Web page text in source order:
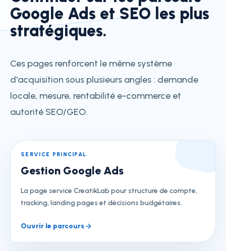
Google Ads et SEO les plus
stratégiques.
Ces pages renforcent le même système
d'acquisition sous plusieurs angles : demande
locale, mesure, rentabilité e-commerce et
autorité SEO/GEO.
SERVICE PRINCIPAL
Gestion Google Ads
La page service CreatikLab pour structure de compte,
tracking, landing pages et décisions budgétaires.
Ouvrir le parcours